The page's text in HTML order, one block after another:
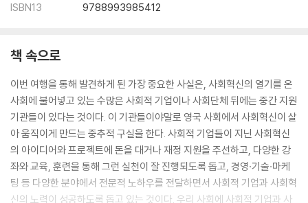
가난한 지역의 종합 상사 어카운트
NESTA 본부에 가다
행정 서비스 개혁을 디자인하는 싱크 퍼블릭
이노베이션 익스체인지
11장 전통적 자선 단체와 재단들의 혁신
영국 지역 재단의 연합체 ㆍ 지역 재단 네트워크
알렉 리드의 아름다운 프로젝트들
ISBN13
9788993985412
책 속으로
이번 여행을 통해 발견하게 된 가장 중요한 사실은, 사회혁신의 열기를 온
사회에 불어넣고 있는 수많은 사회적 기업이나 사회단체 뒤에는 중간 지원
기관들이 있다는 것이다. 이 기관들이야말로 영국 사회에서 사회혁신이 살
아 움직이게 만드는 중추적 구실을 한다. 사회적 기업들이 지닌 사회혁신
의 아이디어와 프로젝트에 돈을 대거나 재정 지원을 주선하고, 다양한 강
좌와 교육, 훈련을 통해 그런 실천이 잘 진행되도록 돕고, 경영·기술·마케
팅 등 다양한 분야에서 전문적 노하우를 전달하면서 사회적 기업과 사회혁
신의 노력이 성공하도록 돕고 있는 것이다. 우리 사회에 사회적 기업과 사